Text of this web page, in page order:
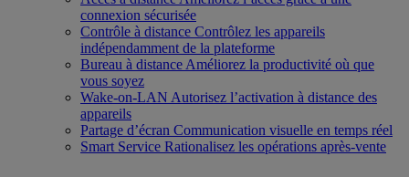
connexion sécurisée
Contrôle à distance Contrôlez les appareils
indépendamment de la plateforme
Bureau à distance Améliorez la productivité où que
vous soyez
Wake-on-LAN Autorisez l’activation à distance des
appareils
Partage d’écran Communication visuelle en temps réel
Smart Service Rationalisez les opérations après-vente